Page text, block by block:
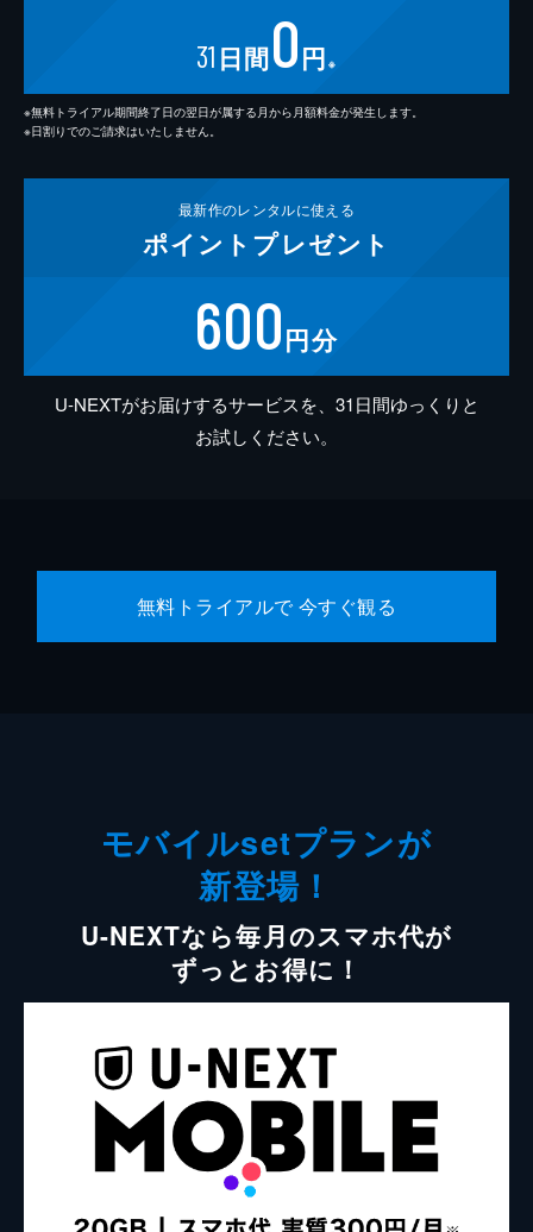
31 日間0円 ※
※無料トライアル期間終了日の翌日が属する月から月額料金が発生します。
※日割りでのご請求はいたしません。
最新作のレンタルに使える
ポイント プレゼント
600円分
U-NEXTがお届けするサービスを、31日間ゆっくりと
お試しください。
無料トライアルで 今すぐ観る
モバイルsetプランが
新登場！
U-NEXTなら毎月のスマホ代が
ずっとお得に！